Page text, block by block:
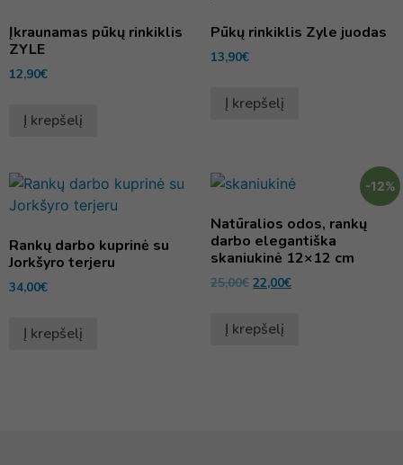
Įkraunamas pūkų rinkiklis
ZYLE
12,90€
Į krepšelį
Pūkų rinkiklis Zyle juodas
13,90€
Į krepšelį
Rankų darbo kuprinė su
Jorkšyro terjeru
34,00€
Į krepšelį
-12%
Natūralios odos, rankų
darbo elegantiška
skaniukinė 12×12 cm
25,00€ 22,00€
Į krepšelį